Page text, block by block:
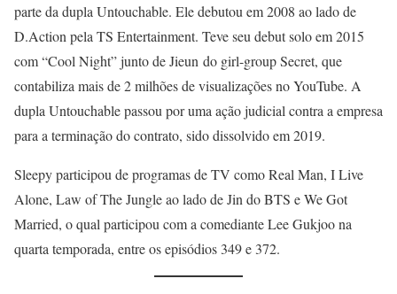
parte da dupla Untouchable. Ele debutou em 2008 ao lado de
D.Action pela TS Entertainment. Teve seu debut solo em 2015
com “Cool Night” junto de Jieun do girl-group Secret, que
contabiliza mais de 2 milhões de visualizações no YouTube. A
dupla Untouchable passou por uma ação judicial contra a empresa
para a terminação do contrato, sido dissolvido em 2019.
Sleepy participou de programas de TV como Real Man, I Live
Alone, Law of The Jungle ao lado de Jin do BTS e We Got
Married, o qual participou com a comediante Lee Gukjoo na
quarta temporada, entre os episódios 349 e 372.